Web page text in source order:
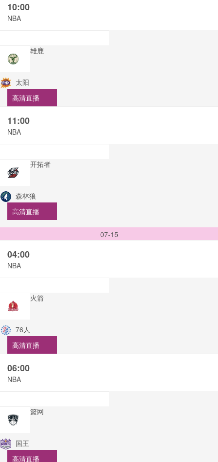
10:00
NBA
雄鹿
太阳
高清直播
11:00
NBA
开拓者
森林狼
高清直播
07-15
04:00
NBA
火箭
76人
高清直播
06:00
NBA
篮网
国王
高清直播